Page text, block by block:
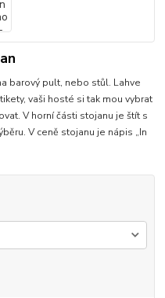
barový pult, nebo stůl. Lahve
vaši hosté si tak mou vybrat
V horní části stojanu je štít s
V ceně stojanu je nápis „In